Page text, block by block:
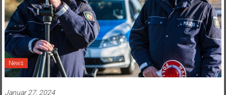
News
Januar 27, 2024